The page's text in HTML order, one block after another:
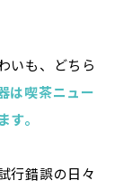
いも、どちら
は喫茶ニュー
。
行錯誤の日々